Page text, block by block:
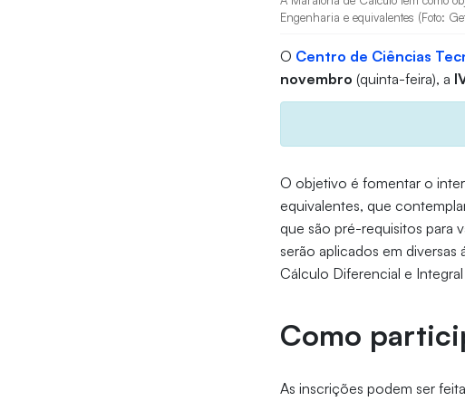
Engenharia e equivalentes (Foto:
O Centro de Ciências
novembro (quinta-feira), a
O objetivo é fomentar o
equivalentes, que
que são pré-requisitos para
serão aplicados em
Cálculo Diferencial e
Como
As inscrições podem ser